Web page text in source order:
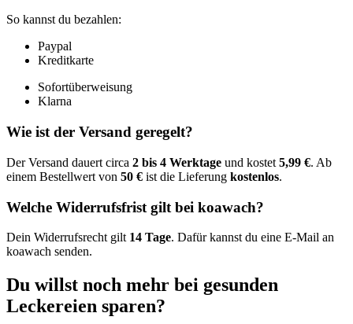
So kannst du bezahlen:
Paypal
Kreditkarte
Sofortüberweisung
Klarna
Wie ist der Versand geregelt?
Der Versand dauert circa 2 bis 4 Werktage und kostet 5,99 €. Ab
einem Bestellwert von 50 € ist die Lieferung kostenlos.
Welche Widerrufsfrist gilt bei koawach?
Dein Widerrufsrecht gilt 14 Tage. Dafür kannst du eine E-Mail an
koawach senden.
Du willst noch mehr bei gesunden
Leckereien sparen?